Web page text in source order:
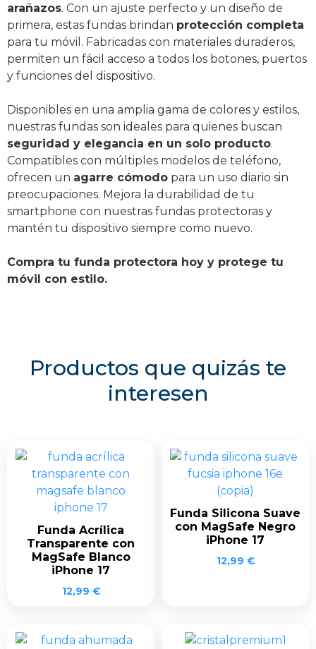
arañazos. Con un ajuste perfecto y un diseño de
primera, estas fundas brindan protección completa
para tu móvil. Fabricadas con materiales duraderos,
permiten un fácil acceso a todos los botones, puertos
y funciones del dispositivo.
Disponibles en una amplia gama de colores y estilos,
nuestras fundas son ideales para quienes buscan
seguridad y elegancia en un solo producto.
Compatibles con múltiples modelos de teléfono,
ofrecen un agarre cómodo para un uso diario sin
preocupaciones. Mejora la durabilidad de tu
smartphone con nuestras fundas protectoras y
mantén tu dispositivo siempre como nuevo.
Compra tu funda protectora hoy y protege tu
móvil con estilo.
Productos que quizás te
interesen
Funda Acrílica
Transparente con
MagSafe Blanco
iPhone 17
12,99 €
Funda Silicona Suave
con MagSafe Negro
iPhone 17
12,99 €